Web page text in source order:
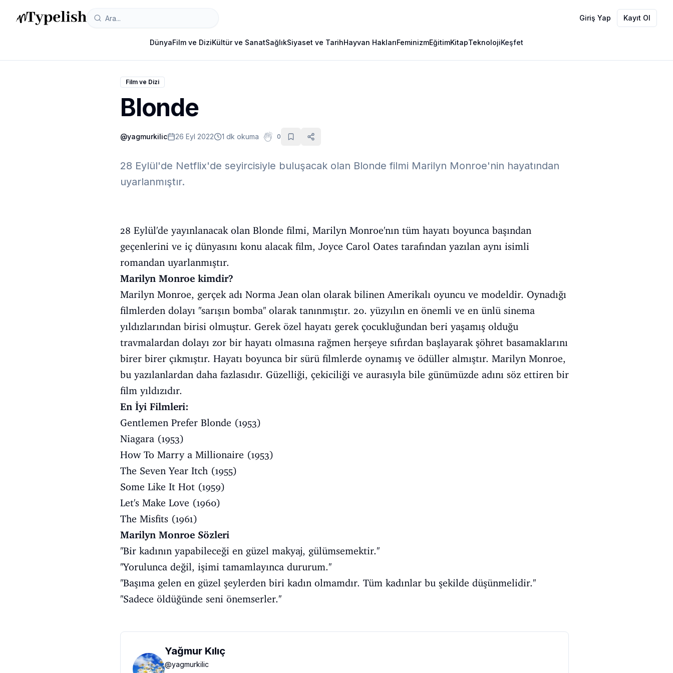
Giriş Yap Kayıt Ol
DünyaFilm ve DiziKültür ve SanatSağlıkSiyaset ve TarihHayvan HaklarıFeminizmEğitimKitapTeknolojiKeşfet
Film ve Dizi
Blonde
@yagmurkilic 26 Eyl 2022 1 dk okuma 0
28 Eylül'de Netflix'de seyircisiyle buluşacak olan Blonde filmi Marilyn Monroe'nin hayatından
uyarlanmıştır.
28 Eylül'de yayınlanacak olan Blonde filmi, Marilyn Monroe'nın tüm hayatı boyunca başından
geçenlerini ve iç dünyasını konu alacak film, Joyce Carol Oates tarafından yazılan aynı isimli
romandan uyarlanmıştır.
Marilyn Monroe kimdir?
Marilyn Monroe, gerçek adı Norma Jean olan olarak bilinen Amerikalı oyuncu ve modeldir. Oynadığı
filmlerden dolayı ''sarışın bomba'' olarak tanınmıştır. 20. yüzyılın en önemli ve en ünlü sinema
yıldızlarından birisi olmuştur. Gerek özel hayatı gerek çocukluğundan beri yaşamış olduğu
travmalardan dolayı zor bir hayatı olmasına rağmen herşeye sıfırdan başlayarak şöhret basamaklarını
birer birer çıkmıştır. Hayatı boyunca bir sürü filmlerde oynamış ve ödüller almıştır. Marilyn Monroe,
bu yazılanlardan daha fazlasıdır. Güzelliği, çekiciliği ve aurasıyla bile günümüzde adını söz ettiren bir
film yıldızıdır.
En İyi Filmleri:
Gentlemen Prefer Blonde (1953)
Niagara (1953)
How To Marry a Millionaire (1953)
The Seven Year Itch (1955)
Some Like It Hot (1959)
Let's Make Love (1960)
The Misfits (1961)
Marilyn Monroe Sözleri
''Bir kadının yapabileceği en güzel makyaj, gülümsemektir.''
''Yorulunca değil, işimi tamamlayınca dururum.''
''Başıma gelen en güzel şeylerden biri kadın olmamdır. Tüm kadınlar bu şekilde düşünmelidir.''
''Sadece öldüğünde seni önemserler.''
Yağmur Kılıç
@yagmurkilic